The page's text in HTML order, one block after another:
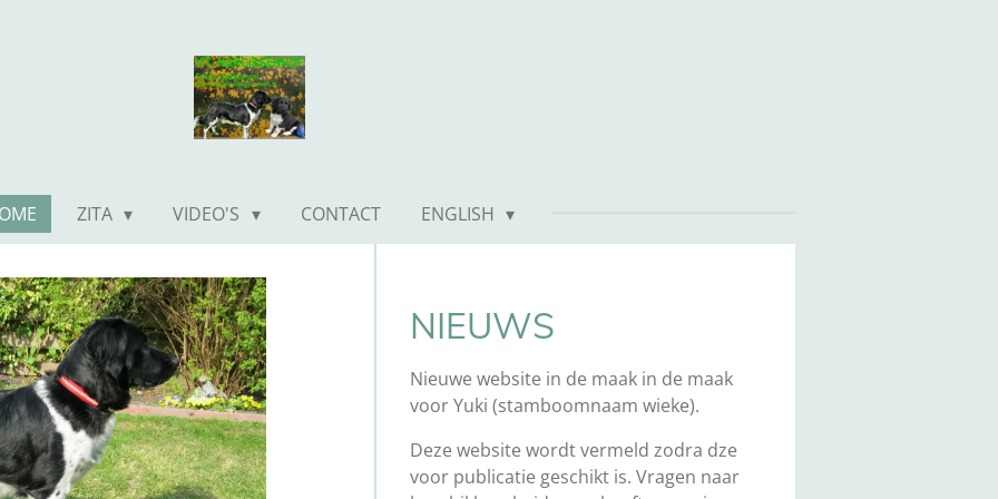
ZITA VIDEO'S CONTACT ENGLISH
NIEUWS
Nieuwe website in de maak in de maak
voor Yuki (stamboomnaam wieke).
Deze website wordt vermeld zodra dze
voor publicatie geschikt is. Vragen naar